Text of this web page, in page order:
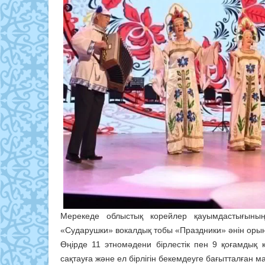
Мерекеде облыстық корейлер
«Сударушки» вокалдық тобы «Праздники» әнін
Өңірде 11 этномәдени бірлестік пен 9 қоғамдық
сақтауға және ел бірлігін бекемдеуге